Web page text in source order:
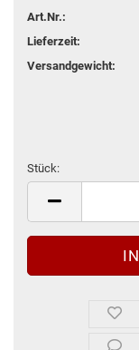
Art.Nr.:
Lieferzeit:
Versandgewicht:
Stück:
Stück